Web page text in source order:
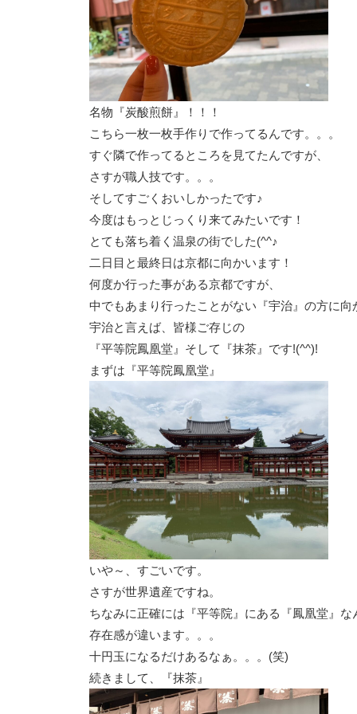
名物『炭酸煎餅』！！！
こちら一枚一枚手作りで作ってるんです。。。
すぐ隣で作ってるところを見てたんですが、
さすが職人技です。。。
そしてすごくおいしかったです♪
今度はもっとじっくり来てみたいです！
とても落ち着く温泉の街でした(^^♪
二日目と最終日は京都に向かいます！
何度か行った事がある京都ですが、
中でもあまり行ったことがない『宇治』の方に向
宇治と言えば、皆様ご存じの
『平等院鳳凰堂』そして『抹茶』です!(^^)!
まずは『平等院鳳凰堂』
いや～、すごいです。
さすが世界遺産ですね。
ちなみに正確には『平等院』にある『鳳凰堂』な
存在感が違います。。。
十円玉になるだけあるなぁ。。。(笑)
続きまして、『抹茶』